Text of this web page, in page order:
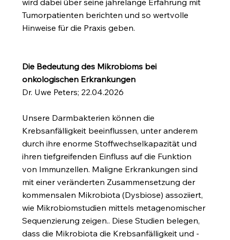
wird dabei über seine jahrelange Erfahrung mit
Tumorpatienten berichten und so wertvolle
Hinweise für die Praxis geben.
Die Bedeutung des Mikrobioms bei
onkologischen Erkrankungen
Dr. Uwe Peters; 22.04.2026
Unsere Darmbakterien können die
Krebsanfälligkeit beeinflussen, unter anderem
durch ihre enorme Stoffwechselkapazität und
ihren tiefgreifenden Einfluss auf die Funktion
von Immunzellen. Maligne Erkrankungen sind
mit einer veränderten Zusammensetzung der
kommensalen Mikrobiota (Dysbiose) assoziiert,
wie Mikrobiomstudien mittels metagenomischer
Sequenzierung zeigen.. Diese Studien belegen,
dass die Mikrobiota die Krebsanfälligkeit und -